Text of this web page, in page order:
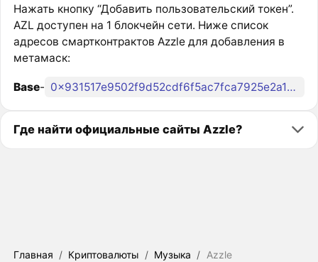
Нажать кнопку “Добавить пользовательский токен”.
AZL доступен на 1 блокчейн сети. Ниже список
адресов смартконтрактов Azzle для добавления в
метамаск:
Base- 0x931517e9502f9d52cdf6f5ac7fca7925e2a1bba3
Где найти официальные сайты Azzle?
Главная / Криптовалюты / Музыка / Azzle